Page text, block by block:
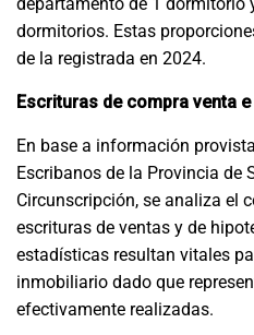
dormitorios. Estas
de la registrada en 2024.
Escrituras de compra venta
En base a información
Escribanos de la Provincia de
Circunscripción, se analiza el
escrituras de ventas y de
estadísticas resultan vitales
inmobiliario dado que
efectivamente realizadas.